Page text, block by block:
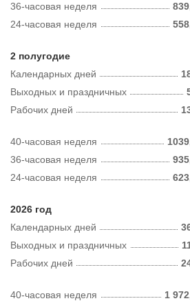
36-часовая неделя
24-часовая неделя
2 полугодие
Календарных дней
Рабочих дней
Выходных и праздничных
40-часовая неделя
36-часовая неделя
24-часовая неделя
2026 год
Календарных дней
Рабочих дней
Выходных и праздничных
40-часовая неделя
1